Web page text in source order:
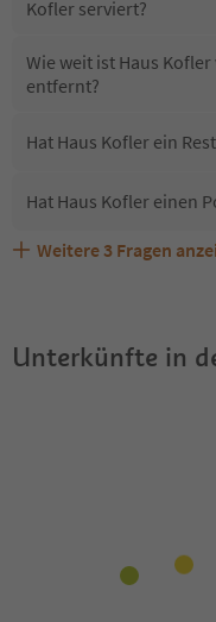
Kofler serviert?
Wie weit ist Haus
entfernt?
Hat Haus Kofler ein
Hat Haus Kofler einen
Sind Haustiere in der
Welche Services bietet
Erhalten die Gäste von Haus
Weitere 3 Fragen
Unterkünfte in